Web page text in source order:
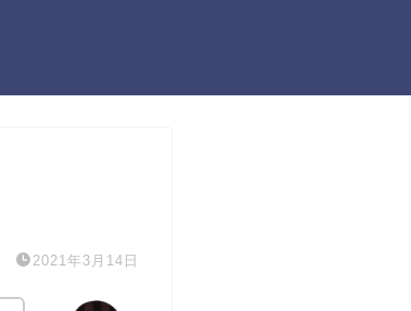
2021年3月14日